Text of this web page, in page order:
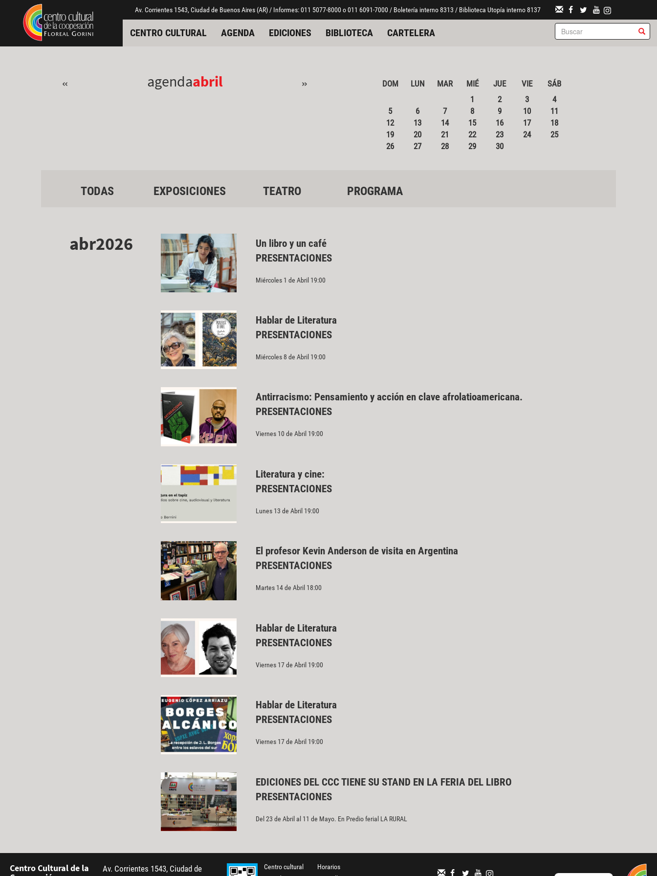
Pasar al contenido principal
Jump to main content Av. Corrientes 1543, Ciudad de Buenos Aires (AR) / Informes: 011 5077-8000 o 011 6091-7000 / Boletería interno 8313 / Biblioteca Utopía interno 8137
CENTRO CULTURAL AGENDA EDICIONES BIBLIOTECA CARTELERA
« agendaabril » DOM LUN MAR MIÉ JUE VIE
SÁB
1
2 3
4
5
6 7 8 9 10
11
12
13 14 15 16 17
18
19
20 21 22 23 24
25
26
27 28 29 30
TODAS EXPOSICIONES TEATRO PROGRAMA
abr2026
Un libro y un café
PRESENTACIONES
Miércoles 1 de Abril 19:00
Hablar de Literatura
PRESENTACIONES
Miércoles 8 de Abril 19:00
Antirracismo: Pensamiento y acción en clave afrolatioamericana.
PRESENTACIONES
Viernes 10 de Abril 19:00
Literatura y cine:
PRESENTACIONES
Lunes 13 de Abril 19:00
El profesor Kevin Anderson de visita en Argentina
PRESENTACIONES
Martes 14 de Abril 18:00
Hablar de Literatura
PRESENTACIONES
Viernes 17 de Abril 19:00
Hablar de Literatura
PRESENTACIONES
Viernes 17 de Abril 19:00
EDICIONES DEL CCC TIENE SU STAND EN LA FERIA DEL LIBRO
PRESENTACIONES
Del 23 de Abril al 11 de Mayo. En Predio ferial LA RURAL
Centro Cultural de la
Av. Corrientes 1543, Ciudad de
Centro cultural
Horarios